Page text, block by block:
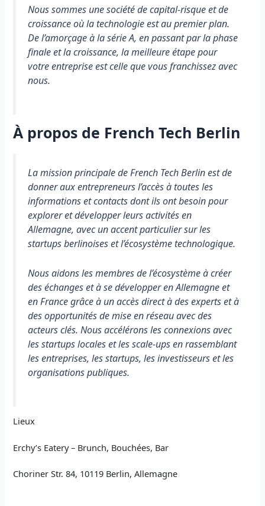
Nous sommes une société de capital-risque et de
croissance où la technologie est au premier plan.
De l’amorçage à la série A, en passant par la phase
finale et la croissance, la meilleure étape pour
votre entreprise est celle que vous franchissez avec
nous.
À propos de French Tech Berlin
La mission principale de French Tech Berlin est de
donner aux entrepreneurs l’accès à toutes les
informations et contacts dont ils ont besoin pour
explorer et développer leurs activités en
Allemagne, avec un accent particulier sur les
startups berlinoises et l’écosystème technologique.
Nous aidons les membres de l’écosystème à créer
des échanges et à se développer en Allemagne et
en France grâce à un accès direct à des experts et à
des opportunités de mise en réseau avec des
acteurs clés. Nous accélérons les connexions avec
les startups locales et les scale-ups en rassemblant
les entreprises, les startups, les investisseurs et les
organisations publiques.
Lieux
Erchy’s Eatery – Brunch, Bouchées, Bar
Choriner Str. 84, 10119 Berlin, Allemagne